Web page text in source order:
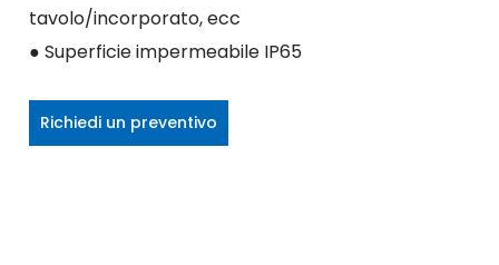
tavolo/incorporato, ecc
● Superficie impermeabile IP65
Richiedi un preventivo